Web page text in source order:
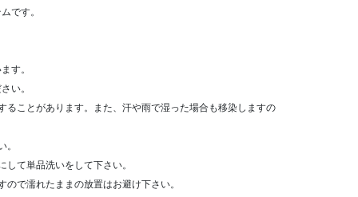
です。
す。
い。
ることがあります。また、汗や雨で湿った場合も移染しますの
。
て単品洗いをして下さい。
で濡れたままの放置はお避け下さい。